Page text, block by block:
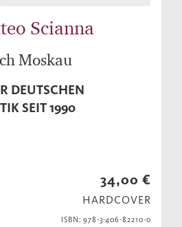
Scianna
Moskau
DEUTSCHEN
SEIT 1990
34,00 €
HARDCOVER
ISBN: 978-3-406-82210-0